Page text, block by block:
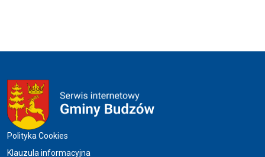
Menu w stopce
Polityka Cookies
Klauzula informacyjna